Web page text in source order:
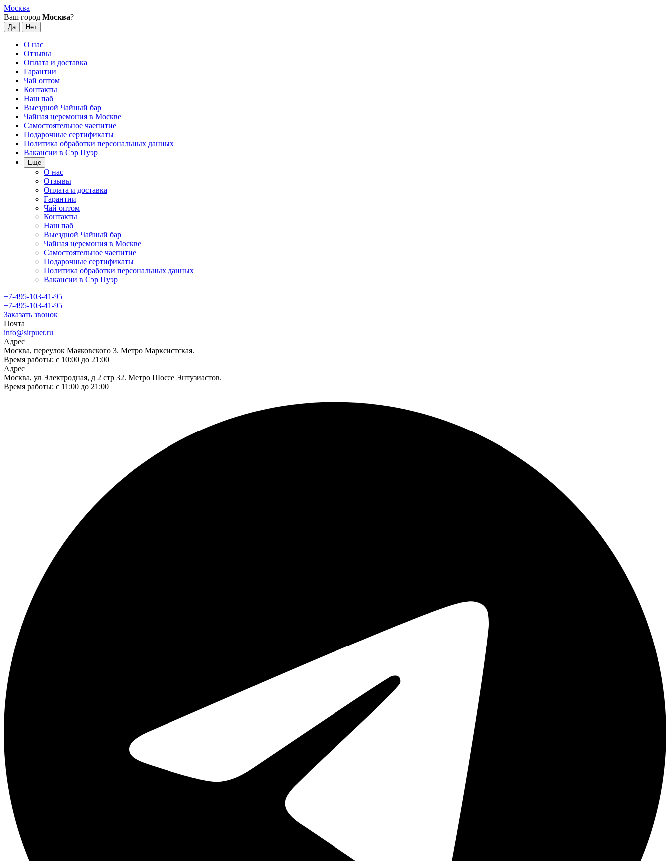
Москва
Ваш город Москва?
О нас
Отзывы
Оплата и доставка
Гарантии
Чай оптом
Контакты
Наш паб
Выездной Чайный бар
Чайная церемония в Москве
Самостоятельное чаепитие
Подарочные сертификаты
Политика обработки персональных данных
Вакансии в Сэр Пуэр
Еще
О нас
Отзывы
Оплата и доставка
Гарантии
Чай оптом
Контакты
Наш паб
Выездной Чайный бар
Чайная церемония в Москве
Самостоятельное чаепитие
Подарочные сертификаты
Политика обработки персональных данных
Вакансии в Сэр Пуэр
+7-495-103-41-95
+7-495-103-41-95
Заказать звонок
Почта
info@sirpuer.ru
Адрес
Москва, переулок Маяковского 3. Метро Марксистская.
Время работы: с 10:00 до 21:00
Адрес
Москва, ул Электродная, д 2 стр 32. Метро Шоссе Энтузиастов.
Время работы: с 11:00 до 21:00